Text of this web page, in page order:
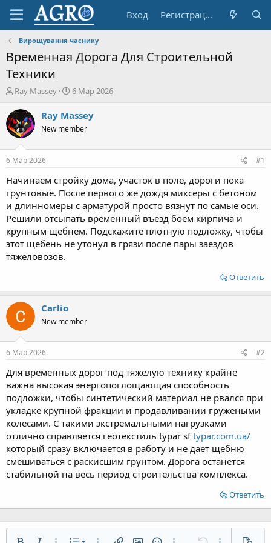
Вход Регистрация
Вирощування часнику
Временная Дорога Для Строительной
Техники
А
т
о
р
е
м
ы
Ray Massey
Д
т
н
л
6 Мар 2026
Ray Massey
New member
6 Мар 2026 #1
Начинаем стройку дома, участок в поле, дороги пока
грунтовые. После первого же дождя миксеры с бетоном
и длинномеры с арматурой просто вязнут по самые оси.
Решили отсыпать временный въезд боем кирпича и
крупным щебнем. Подскажите плотную подложку, чтобы
этот щебень не утонул в грязи после пары заездов
тяжеловозов.
Ответить
Carlio
New member
6 Мар 2026 #2
Для временных дорог под тяжелую технику крайне
важна высокая энергопоглощающая способность
подложки, чтобы синтетический материал не рвался при
укладке крупной фракции и продавливании гружеными
колесами. С такими экстремальными нагрузками
отлично справляется геотекстиль typar sftypar.com.ua/
который сразу включается в работу и не дает щебню
смешиваться с раскисшим грунтом. Дорога останется
стабильной на весь период строительства комплекса.
Ответить